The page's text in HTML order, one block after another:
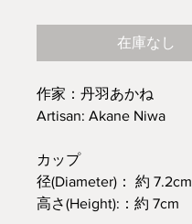
在庫なし
作家：丹羽あかね
Artisan: Akane Niwa
カップ
径(Diameter)： 約 7.2cm
高さ(Height):：約 7cm